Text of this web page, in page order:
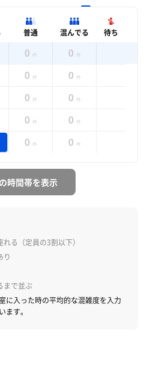
普通 混んでる 待ち
0 件 0 件
0 件 0 件
0 件 0 件
0 件 0 件
0 件 0 件
時間帯を表示
る（定員の3割以下）
り
まで並ぶ
に入った時の平均的な混雑度を入力
ます。